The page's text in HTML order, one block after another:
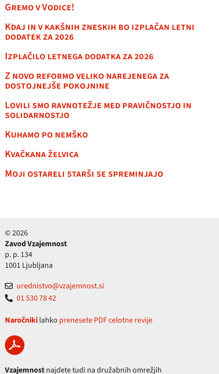
Gremo v Vodice!
Kdaj in v kakšnih zneskih bo izplačan letni
dodatek za 2026
Izplačilo letnega dodatka za 2026
Z novo reformo veliko narejenega za
dostojnejše pokojnine
Lovili smo ravnotežje med pravičnostjo in
solidarnostjo
Kuhamo po nemško
Kvačkana želvica
Moji ostareli starši se spreminjajo
© 2026
Zavod Vzajemnost
p. p. 134
1001 Ljubljana
urednistvo@vzajemnost.si
01 530 78 42
Naročnikilahko prenesete PDF celotne revije
Vzajemnostnajdete tudi na družabnih omrežjih